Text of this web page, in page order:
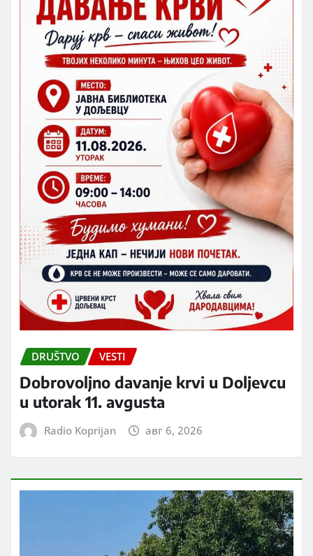
DRUŠTVO VESTI
Dobrovoljno davanje krvi u Doljevcu
u utorak 11. avgusta
Radio Koprijan авг 6, 2026